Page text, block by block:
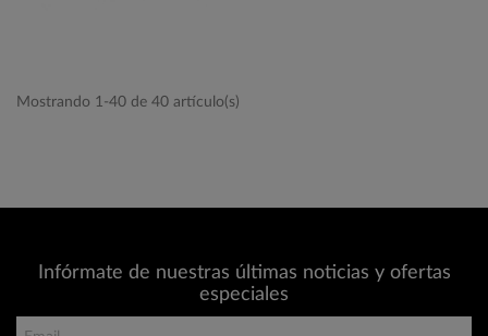
Mostrando 1-40 de 40 artículo(s)
Infórmate de nuestras últimas noticias y ofertas
especiales